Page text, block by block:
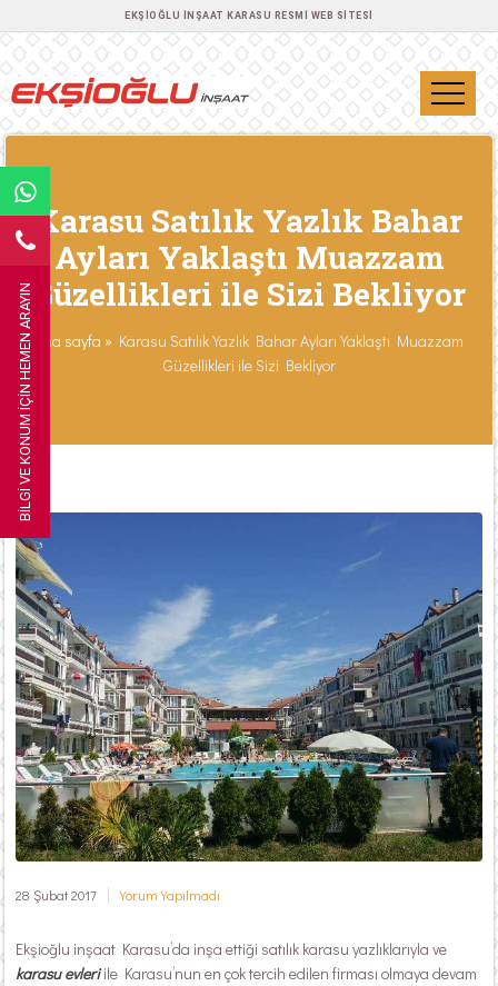
EKŞIOĞLU İNŞAAT KARASU RESMI WEB SITESI
BILGI VE KONUM IÇIN HEMEN ARAYIN
Karasu Satılık Yazlık Bahar
Ayları Yaklaştı Muazzam
Güzellikleri ile Sizi Bekliyor
Ana sayfa » Karasu Satılık Yazlık Bahar Ayları Yaklaştı Muazzam
Güzellikleri ile Sizi Bekliyor
28 Şubat 2017 Yorum Yapılmadı
Ekşioğlu inşaat Karasu’da inşa ettiği satılık karasu yazlıklarıyla ve
karasu evleriile Karasu’nun en çok tercih edilen firması olmaya devam